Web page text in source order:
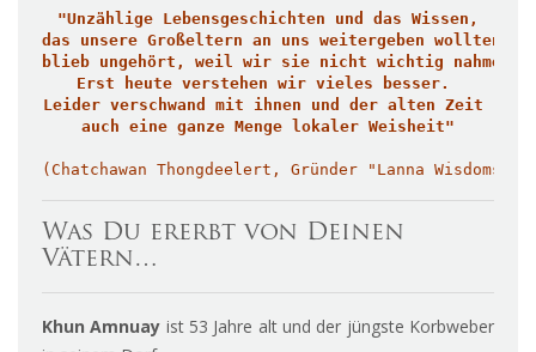
"Unzählige Lebensgeschichten und das Wissen,
das unsere Großeltern an uns weitergeben wollten,
blieb ungehört, weil wir sie nicht wichtig nahmen.
Erst heute verstehen wir vieles besser.
Leider verschwand mit ihnen und der alten Zeit
(Chatchawan Thongdeelert, Gründer "Lanna Wisdoms
Was Du ererbt von Deinen
Vätern…
Khun Amnuay ist 53 Jahre alt und der jüngste Korbweber